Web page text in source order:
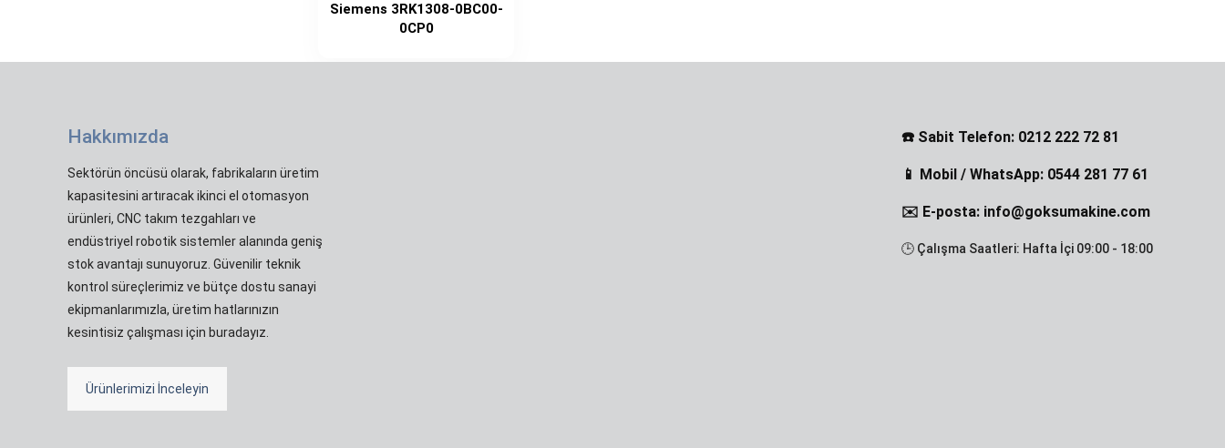
Siemens 3RK1308-0BC00-
0CP0
Hakkımızda
Sektörün öncüsü olarak, fabrikaların üretim
kapasitesini artıracak ikinci el otomasyon
ürünleri, CNC takım tezgahları ve
endüstriyel robotik sistemler alanında geniş
stok avantajı sunuyoruz. Güvenilir teknik
kontrol süreçlerimiz ve bütçe dostu sanayi
ekipmanlarımızla, üretim hatlarınızın
kesintisiz çalışması için buradayız.
Ürünlerimizi İnceleyin
☎️ Sabit Telefon: 0212 222 72 81
📱 Mobil / WhatsApp: 0544 281 77 61
✉️ E-posta: info@goksumakine.com
🕒 Çalışma Saatleri: Hafta İçi 09:00 - 18:00